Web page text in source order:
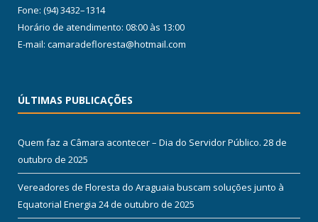
Fone: (94) 3432–1314
Horário de atendimento: 08:00 às 13:00
E-mail: camaradefloresta@hotmail.com
ÚLTIMAS PUBLICAÇÕES
Quem faz a Câmara acontecer – Dia do Servidor Público. 28 de
outubro de 2025
Vereadores de Floresta do Araguaia buscam soluções junto à
Equatorial Energia 24 de outubro de 2025